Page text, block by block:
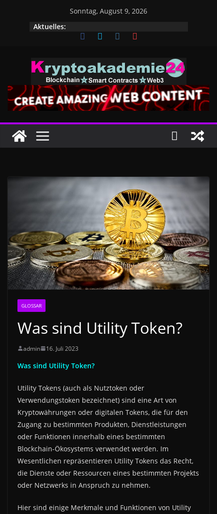
Sonntag, August 9, 2026
Aktuelles:
GLOSSAR
Was sind Utility Token?
admin 16. Juli 2023
Was sind Utility Token?
Utility Tokens (auch als Nutztoken oder
Verwendungstoken bezeichnet) sind eine Art von
Kryptowährungen oder digitalen Tokens, die für den
Zugang zu bestimmten Produkten, Dienstleistungen
oder Funktionen innerhalb eines bestimmten
Blockchain-Ökosystems verwendet werden. Im
Wesentlichen repräsentieren Utility Tokens das Recht,
die Dienste oder Ressourcen eines bestimmten Projekts
oder Netzwerks in Anspruch zu nehmen.
Hier sind einige Merkmale und Funktionen von Utility